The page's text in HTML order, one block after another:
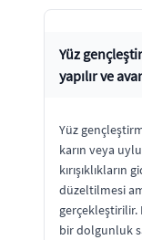
Yüz
yapılır ve
Yüz
karın veya
kırışıklıkların
düzeltilmesi
gerçekleştirilir.
bir dolgunluk